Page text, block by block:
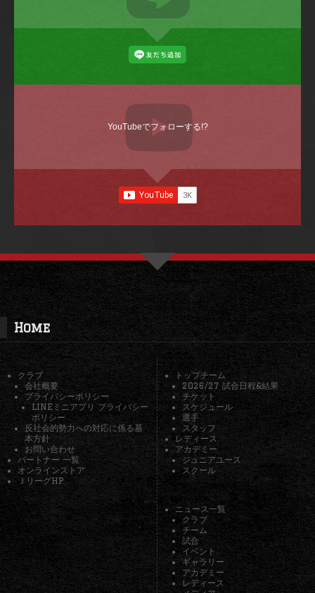
YouTubeでフォローする!?
Home
クラブ
会社概要
プライバシーポリシー
LINEミニアプリ プライバシー
ポリシー
反社会的勢力への対応に係る基
本方針
お問い合わせ
パートナー 一覧
オンラインストア
ＪリーグHP
トップチーム
2026/27 試合日程&結果
チケット
スケジュール
選手
スタッフ
レディース
アカデミー
ジュニアユース
スクール
ニュース一覧
クラブ
チーム
試合
イベント
ギャラリー
アカデミー
レディース